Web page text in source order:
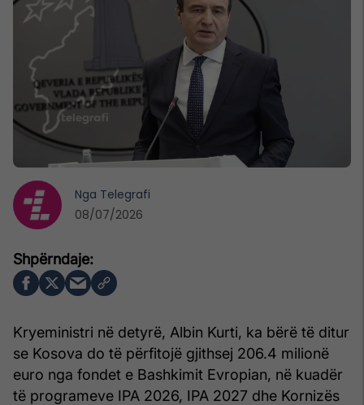
Kryeministri në detyrë, Albin Kurti, ka bërë të ditur
se Kosova do të përfitojë gjithsej 206.4 milionë
euro nga fondet e Bashkimit Evropian, në kuadër
të programeve IPA 2026, IPA 2027 dhe Kornizës
Nga Telegrafi
08/07/2026